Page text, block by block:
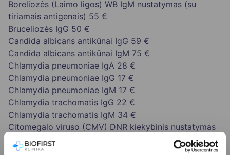
Boreliozės (Laimo ligos) WB IgM nustatymas (su
tiriamais antigenais) 55 €
Bruceliozės IgG 50 €
Candida albicans antikūnai IgG 59 €
Candida albicans antikūnai IgM 75 €
Chlamydia pneumoniae IgA 28 €
Chlamydia pneumoniae IgG 17 €
Chlamydia pneumoniae IgM 17 €
Chlamydia trachomatis IgG 22 €
Chlamydia trachomatis IgM 34 €
Citomegalo viruso (CMV) DNR kiekybinis nustatymas
96 €
CMV (Citomegalo viruso) IgG